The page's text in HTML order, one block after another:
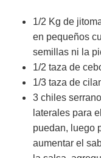
1/2 Kg de
en pequeños
semillas ni la
1/2 taza de
1/3 taza de
3 chiles
laterales para
puedan, luego
aumentar el